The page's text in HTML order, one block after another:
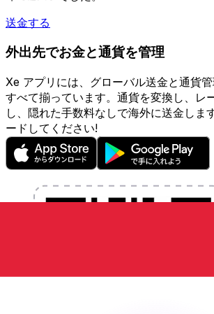
送金する
外出先でお金と通貨を管理
Xe アプリには、グローバル送金と通貨
すべて揃っています。通貨を変換し、レ
し、隠れた手数料なしで海外に送金しま
ードしてください!